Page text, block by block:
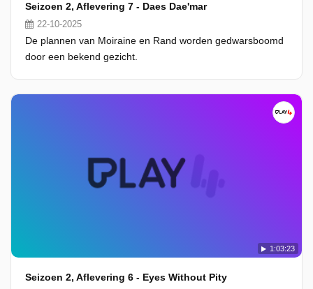
Seizoen 2, Aflevering 7 - Daes Dae'mar
22-10-2025
De plannen van Moiraine en Rand worden gedwarsboomd
door een bekend gezicht.
1:03:23
Seizoen 2, Aflevering 6 - Eyes Without Pity